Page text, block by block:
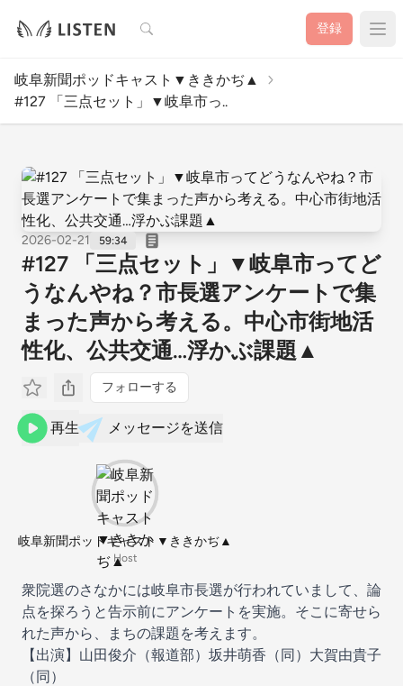
検索 登録
岐阜新聞ポッドキャスト▼ききかぢ▲
#127 「三点セット」▼岐阜市っ..
2026-02-21 59:34
#127 「三点セット」▼岐阜市ってど
うなんやね？市長選アンケートで集
まった声から考える。中心市街地活
性化、公共交通…浮かぶ課題▲
フォローする
再生 メッセージを送信
岐阜新聞ポッドキャスト▼ききかぢ▲
Host
衆院選のさなかには岐阜市長選が行われていまして、論
点を探ろうと告示前にアンケートを実施。そこに寄せら
れた声から、まちの課題を考えます。
【出演】山田俊介（報道部）坂井萌香（同）大賀由貴子
（同）